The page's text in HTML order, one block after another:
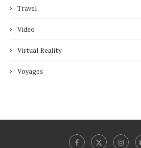
Travel
Video
Virtual Reality
Voyages